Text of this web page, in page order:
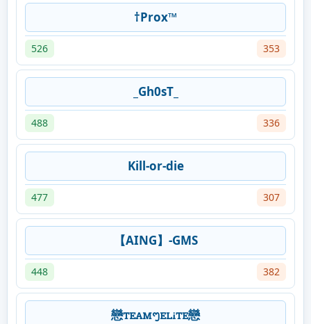
†Prox™
526 353
_Gh0sT_
488 336
Kill-or-die
477 307
【AING】-GMS
448 382
戀ꭲꭼꭺꮇᪧꭼꮮꭵꭲꭼ戀